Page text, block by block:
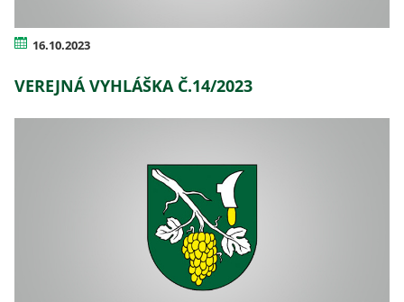
16.10.2023
VEREJNÁ VYHLÁŠKA Č.14/2023